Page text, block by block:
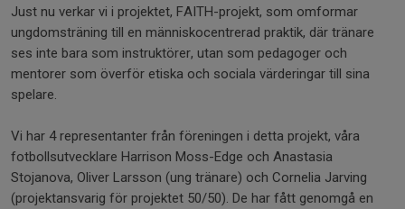
Just nu verkar vi i projektet, FAITH-projekt, som omformar
ungdomsträning till en människocentrerad praktik, där tränare
ses inte bara som instruktörer, utan som pedagoger och
mentorer som överför etiska och sociala värderingar till sina
spelare.
Vi har 4 representanter från föreningen i detta projekt, våra
fotbollsutvecklare Harrison Moss-Edge och Anastasia
Stojanova, Oliver Larsson (ung tränare) och Cornelia Jarving
(projektansvarig för projektet 50/50). De har fått genomgå en